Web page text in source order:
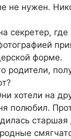
не нужен.
секретер,
форме.
родители,
хотели на
полюбил.